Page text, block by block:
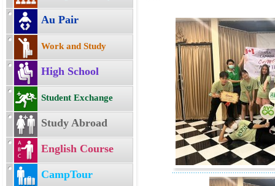
Au Pair
Work and Study
High School
Student Exchange
Study Abroad
English Course
CampTour